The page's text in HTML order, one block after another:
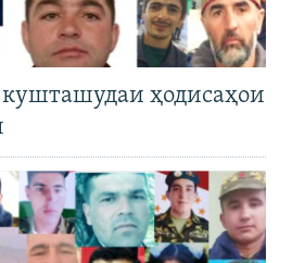
ҳодисаҳои